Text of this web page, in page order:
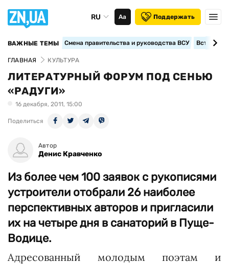
RU Аа Поддержать
ВАЖНЫЕ ТЕМЫ Смена правительства и руководства ВСУ
ГЛАВНАЯ КУЛЬТУРА
ЛИТЕРАТУРНЫЙ ФОРУМ ПОД СЕНЬЮ
«РАДУГИ»
16 декабря, 2011, 15:00
Поделиться
Автор
Денис Кравченко
Из более чем 100 заявок с рукописями
устроители отобрали 26 наиболее
перспективных авторов и пригласили
их на четыре дня в санаторий в Пуще-
Водице.
Адресованный молодым поэтам и